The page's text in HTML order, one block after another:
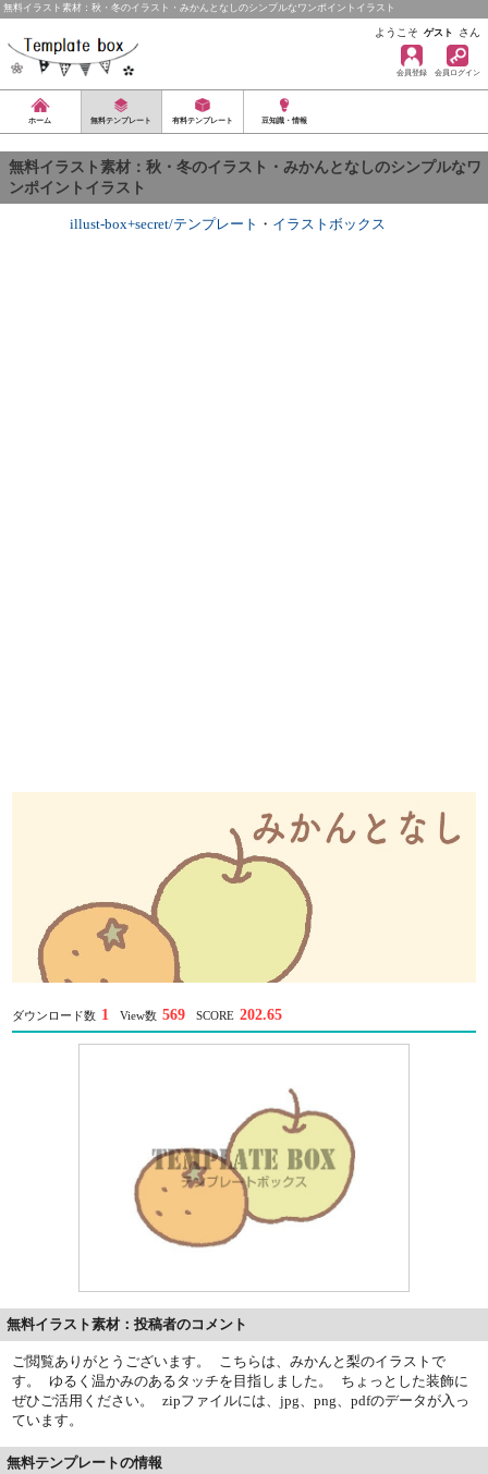
無料イラスト素材：秋・冬のイラスト・みかんとなしのシンプルなワンポイントイラスト
ようこそ ゲスト さん
会員登録 会員ログイン
ホーム 無料テンプレート 有料テンプレート 豆知識・情報
無料イラスト素材：秋・冬のイラスト・みかんとなしのシンプルなワ
ンポイントイラスト
illust-box+secret/テンプレート ・ イラストボックス
ダウンロード数 1 View数 569 SCORE 202.65
無料イラスト素材：投稿者のコメント
ご閲覧ありがとうございます。 こちらは、みかんと梨のイラストで
す。 ゆるく温かみのあるタッチを目指しました。 ちょっとした装飾に
ぜひご活用ください。 zipファイルには、jpg、png、pdfのデータが入っ
ています。
無料テンプレートの情報